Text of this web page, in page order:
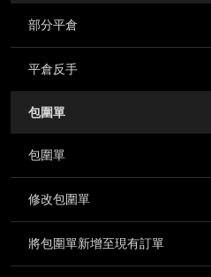
部分平倉
平倉反手
包圍單
包圍單
修改包圍單
將包圍單新增至現有訂單